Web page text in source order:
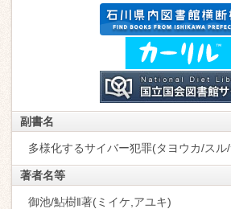
副書名
多様化するサイバー犯罪(タヨウカ/ス
著者名等
御池/鮎樹‖著(ミイケ,アユキ)